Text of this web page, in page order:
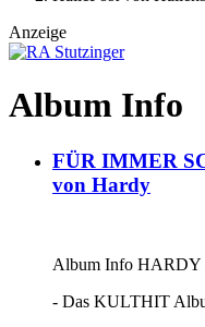
Anzeige
Album Info
FÜR IMMER
von Hardy
Album Info HARDY
- Das KULTHIT